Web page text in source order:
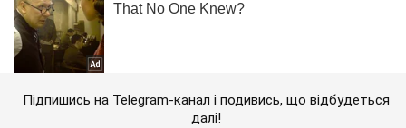
Підпишись на Telegram-канал і подивись, що відбудеться
далі!